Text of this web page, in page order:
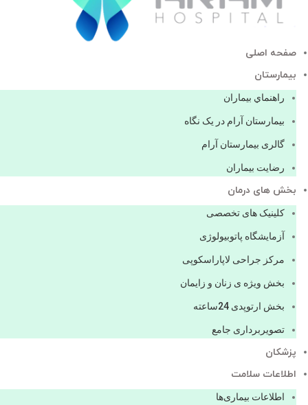
صفحه اصلی
بيمارستان
راهنماي بیماران
بیمارستان آرام در یک نگاه
گالری بیمارستان آرام
رضایت بیماران
بخش های درمان
کلینیک های تخصصی
آزمایشگاه پاتوبیولوژی
مرکز جراحی لاپاراسکوپی
بخش ویژه ی زنان و زایمان
بخش ارتوپدی 24ساعته
تصویربرداری جامع
پزشكان
اطلاعات سلامت
اطلاعات بیماری‌ها